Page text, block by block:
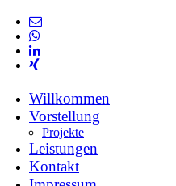
Willkommen
Vorstellung
Projekte
Leistungen
Kontakt